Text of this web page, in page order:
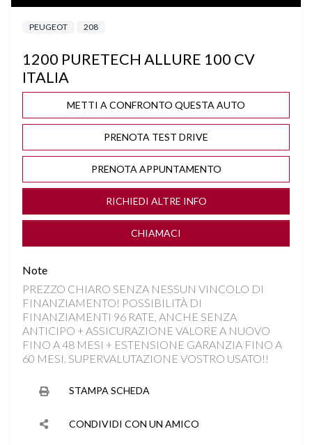
COMPUTER DI BORDO
CRUISE CONTROL
DISATTIVAZIONE AIRBAG LATO PASSEGGERO
DRIVE MODE
FARI LED
FRENATA DI EMERGENZA
INTERNI IN MISTO PELLE
ISOFIX
LANE ASSIST
PEUGEOT 208
1200 PURETECH ALLURE 100 CV
ITALIA
METTI A CONFRONTO QUESTA AUTO
PRENOTA TEST DRIVE
PRENOTA APPUNTAMENTO
RICHIEDI ALTRE INFO
CHIAMACI
Note
PREZZO CHIARO SENZA NESSUN VINCOLO DI
FINANZIAMENTO! POSSIBILITÀ DI
FINANZIAMENTI 96 RATE, ANCHE SENZA
ANTICIPO + ASSICURAZIONE VALORE A NUOVO
FINO A 48 MESI + ESTENSIONE GARANZIA FINO A
60 MESI. SUPERVALUTAZIONE VOSTRO USATO!!
STAMPA SCHEDA
CONDIVIDI CON UN AMICO